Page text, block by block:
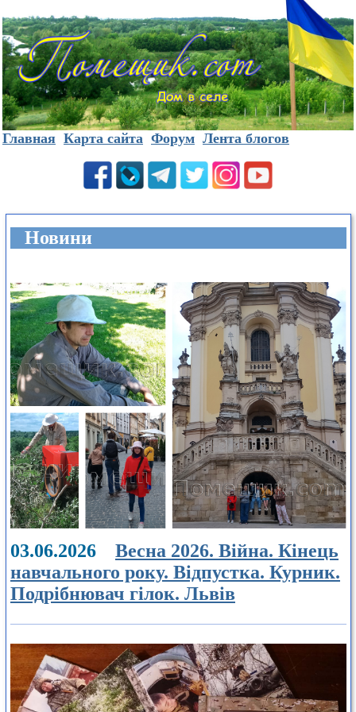
Главная Карта сайта Форум Лента блогов
Новини
03.06.2026 Весна 2026. Війна. Кінець
навчального року. Відпустка. Курник.
Подрібнювач гілок. Львів